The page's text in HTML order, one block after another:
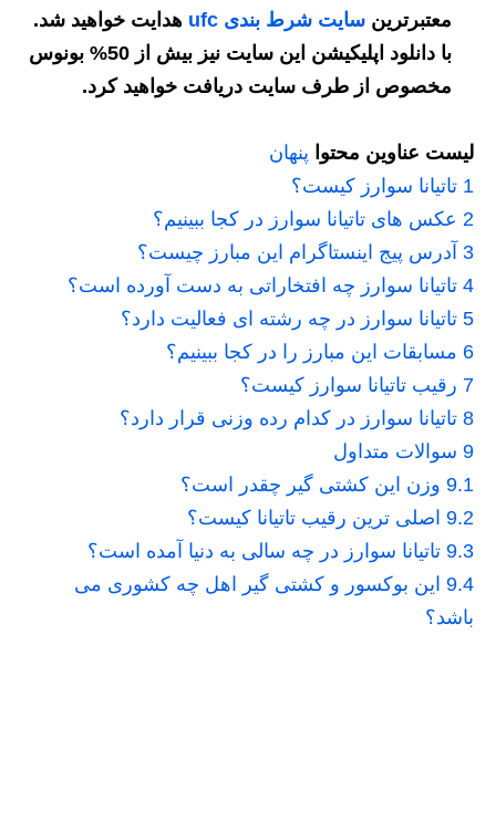
معتبرترین سایت شرط بندی ufc
هدایت خواهید شد.
با دانلود اپلیکیشن این سایت نیز بیش از 50% بونوس
مخصوص از طرف سایت دریافت خواهید کرد.
لیست عناوین محتوا پنهان
1 تاتیانا سوارز کیست؟
2 عکس های تاتیانا سوارز در کجا ببینیم؟
3 آدرس پیج اینستاگرام این مبارز چیست؟
4 تاتیانا سوارز چه افتخاراتی به دست آورده است؟
5 تاتیانا سوارز در چه رشته ای فعالیت دارد؟
6 مسابقات این مبارز را در کجا ببینیم؟
7 رقیب تاتیانا سوارز کیست؟
8 تاتیانا سوارز در کدام رده وزنی قرار دارد؟
9 سوالات متداول
9.1 وزن این کشتی گیر چقدر است؟
9.2 اصلی ترین رقیب تاتیانا کیست؟
9.3 تاتیانا سوارز در چه سالی به دنیا آمده است؟
9.4 این بوکسور و کشتی گیر اهل چه کشوری می
باشد؟